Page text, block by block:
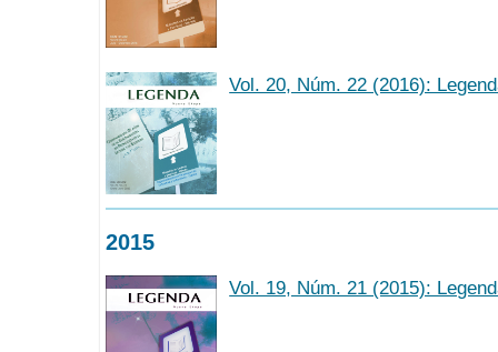
Vol. 20, Núm. 22 (2016):
2015
Vol. 19, Núm. 21 (2015):